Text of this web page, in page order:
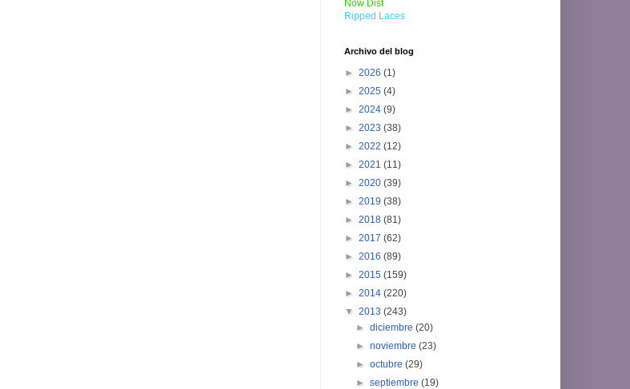
Now Dist
Ripped Laces
Archivo del blog
► 2026 (1)
► 2025 (4)
► 2024 (9)
► 2023 (38)
► 2022 (12)
► 2021 (11)
► 2020 (39)
► 2019 (38)
► 2018 (81)
► 2017 (62)
► 2016 (89)
► 2015 (159)
► 2014 (220)
▼ 2013 (243)
►diciembre(20)
►noviembre(23)
►octubre(29)
►septiembre(19)